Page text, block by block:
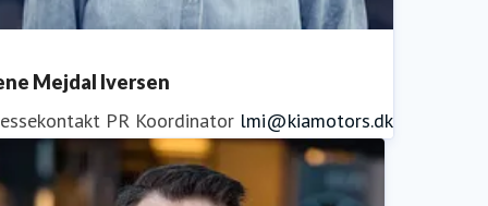
Mejdal Iversen
PR Koordinator lmi@kiamotors.dk